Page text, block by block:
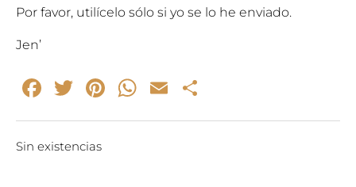
Por favor, utilícelo sólo si yo se lo he enviado.
Jen’
Facebook
Twitter
Pinterest
WhatsApp
Email
Sin existencias